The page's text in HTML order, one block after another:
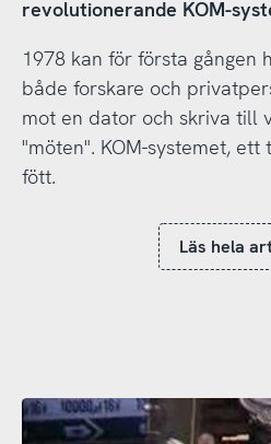
revolutionerande KOM-
1978 kan för första gången
både forskare och
mot en dator och skriva till
"möten". KOM-systemet,
fött.
Läs hela